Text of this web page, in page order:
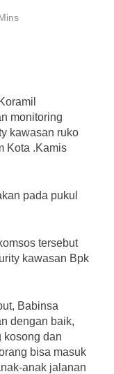
monitoring
kawasan ruko
Kota .Kamis
pada pukul
tersebut
kawasan Bpk
Babinsa
dengan baik,
kosong dan
bisa masuk
anak jalanan